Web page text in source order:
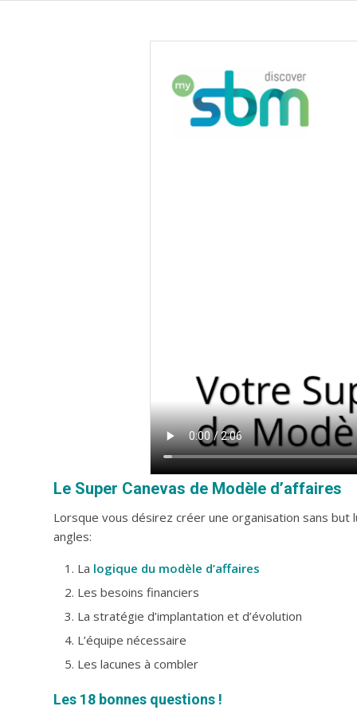
Le Super Canevas de Modèle d’affaires
Lorsque vous désirez créer une organisation sans
angles:
La logique du modèle d’affaires
Les besoins financiers
La stratégie d’implantation et d’évolution
L’équipe nécessaire
Les lacunes à combler
Les 18 bonnes questions !